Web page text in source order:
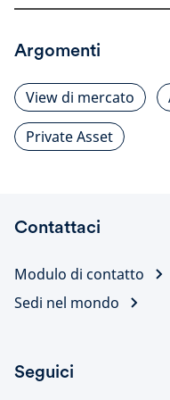
Argomenti
View di mercato
Private Asset
Contattaci
Modulo di contatto
Sedi nel mondo
Seguici